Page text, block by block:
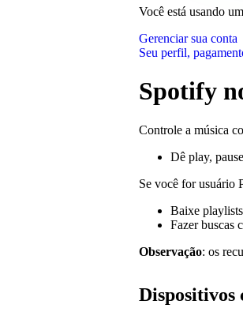
Você está usando
Gerenciar sua conta
Seu perfil,
Spotify
Controle a música
Dê play,
Se você for usuário
Baixe
Fazer buscas
Observação: os
Dispositivos